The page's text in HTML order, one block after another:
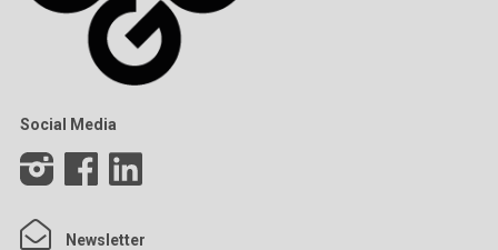
Social Media
Newsletter